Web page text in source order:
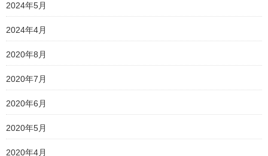
2024年5月
2024年4月
2020年8月
2020年7月
2020年6月
2020年5月
2020年4月